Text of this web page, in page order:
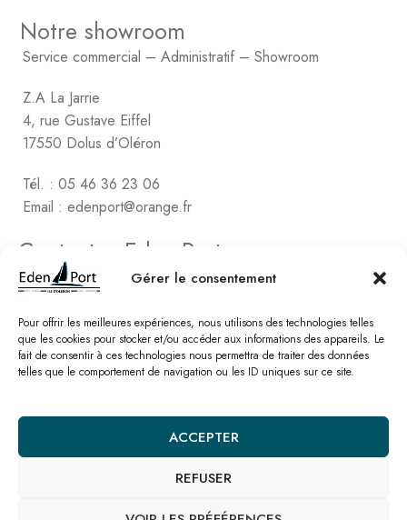
Gérer le consentement
Pour offrir les meilleures expériences, nous utilisons des technologies telles
que les cookies pour stocker et/ou accéder aux informations des appareils. Le
fait de consentir à ces technologies nous permettra de traiter des données
telles que le comportement de navigation ou les ID uniques sur ce site.
ACCEPTER
REFUSER
Notre showroom
Service commercial – Administratif – Showroom
Z.A La Jarrie
4, rue Gustave Eiffel
17550 Dolus d’Oléron
Tél. : 05 46 36 23 06
Email : edenport@orange.fr
Contactez Eden Port
Comptabilité
2, rue de Vert-Bois – La Gaconnière
17480 le Château d’Oléon
Tél. : 05 46 47 78 16